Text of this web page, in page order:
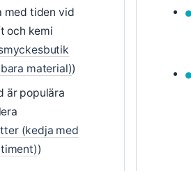
med tiden vid
och kemi
material))
är populära
(kedja med
)